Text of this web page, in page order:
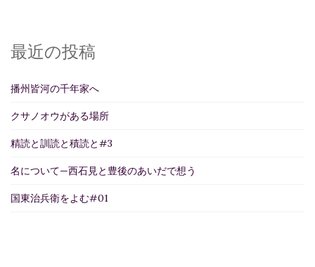
最近の投稿
播州皆河の千年家へ
クサノオウがある場所
精読と訓読と積読と#3
名について—西石見と豊後のあいだで想う
国東治兵衛をよむ#01